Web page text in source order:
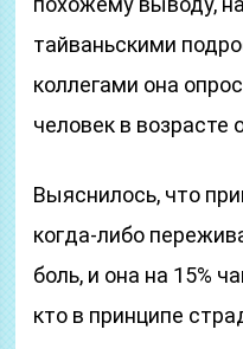
тайваньскими
коллегами она
человек в возрасте
Выяснилось, что
когда-либо
боль, и она на 15%
кто в принципе